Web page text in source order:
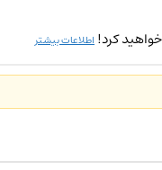
کرد! اطلاعات بیشتر